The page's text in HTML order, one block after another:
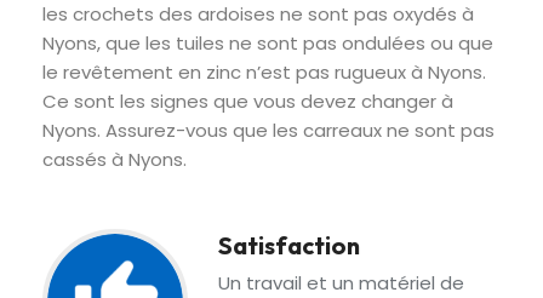
les crochets des ardoises ne sont pas oxydés à
Nyons, que les tuiles ne sont pas ondulées ou que
le revêtement en zinc n’est pas rugueux à Nyons.
Ce sont les signes que vous devez changer à
Nyons. Assurez-vous que les carreaux ne sont pas
cassés à Nyons.
Satisfaction
Un travail et un matériel de